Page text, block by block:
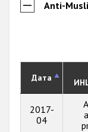
Anti-
Дата
2017-
04